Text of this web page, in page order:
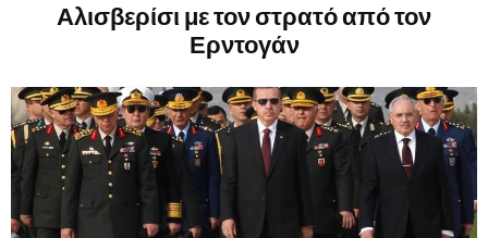
Αλισβερίσι με τον στρατό από τον
Ερντογάν